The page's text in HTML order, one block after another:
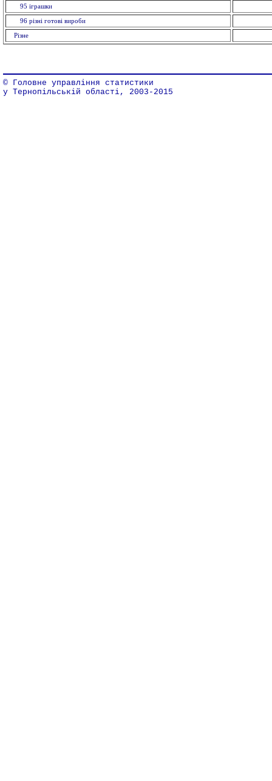
95 іграшки
96 рiзнi готовi вироби
Різне
© Головне управління статистики
у Тернопільській області, 2003-2015